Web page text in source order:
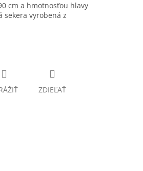
cm a hmotnosťou hlavy
sekera vyrobená z
ZDIEĽAŤ